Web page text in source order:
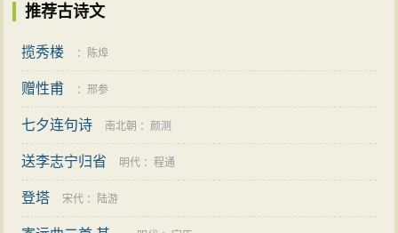
推荐古诗文
揽秀楼 ： 陈㷆
赠性甫 ：邢参
七夕连句诗 南北朝 ：颜测
送李志宁归省 明代 ：程通
登塔 宋代 ： 陆游